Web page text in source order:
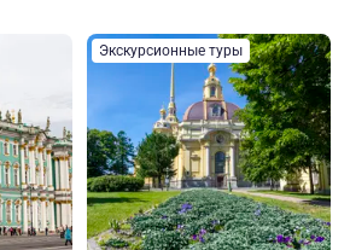
Экскурсионные туры